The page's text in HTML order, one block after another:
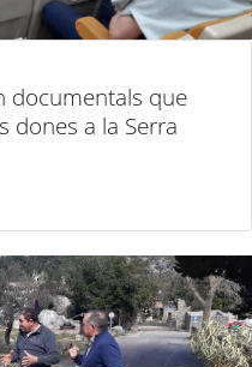
documentals que
dones a la Serra